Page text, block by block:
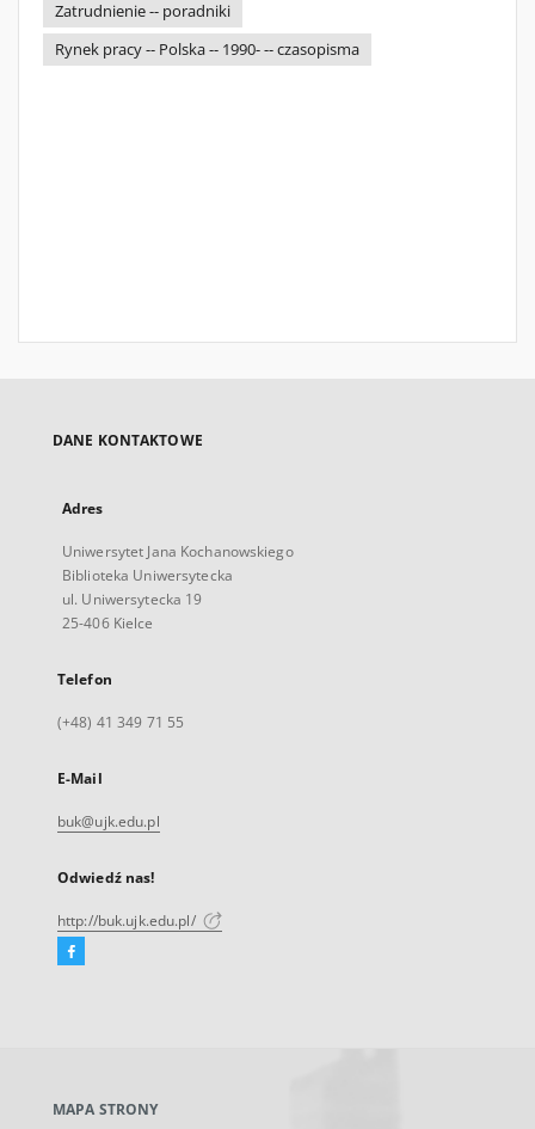
Zatrudnienie -- poradniki
Rynek pracy -- Polska -- 1990- -- czasopisma
DANE KONTAKTOWE
Adres
Uniwersytet Jana Kochanowskiego
Biblioteka Uniwersytecka
ul. Uniwersytecka 19
25-406 Kielce
Telefon
(+48) 41 349 71 55
E-Mail
buk@ujk.edu.pl
Odwiedź nas!
http://buk.ujk.edu.pl/
Facebook
karcie
MAPA STRONY